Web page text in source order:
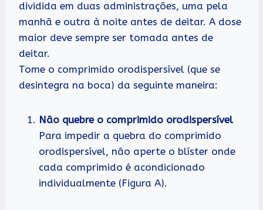
dividida em duas administrações, uma pela
manhã e outra à noite antes de deitar. A dose
maior deve sempre ser tomada antes de
deitar.
Tome o comprimido orodispersível (que se
desintegra na boca) da seguinte maneira:
Não quebre o comprimido orodispersível
Para impedir a quebra do comprimido
orodispersível, não aperte o blíster onde
cada comprimido é acondicionado
individualmente (Figura A).